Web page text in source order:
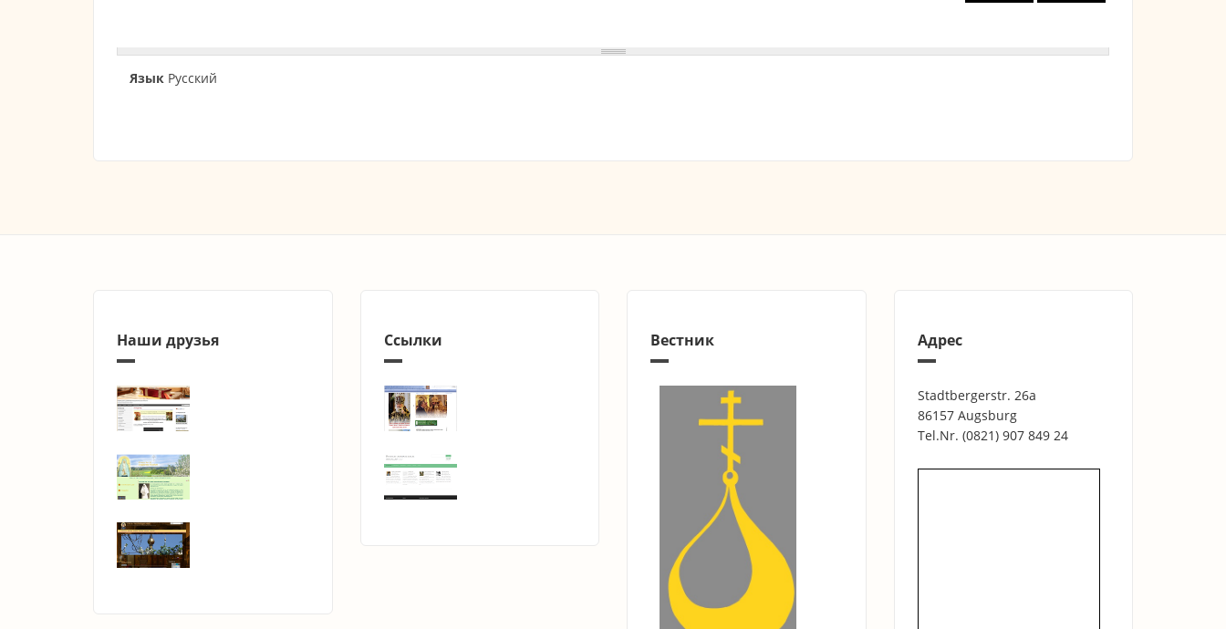
Язык Русский
Наши друзья Ссылки Вестник Адрес
Stadtbergerstr. 26a
86157 Augsburg
Tel.Nr. (0821) 907 849 24